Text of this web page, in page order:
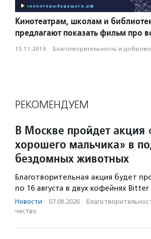
Кинотеатрам, школам и
предлагают показать фильм про
15.11.2019 · Благотвори­тель­ность и
РЕКОМЕНДУЕМ
В Москве пройдет акция
хорошего мальчика» в
бездомных животных
Благотворительная акция будет
по 16 августа в двух кофейнях Bitter
Новости · 07.08.2026 ·
чест­во